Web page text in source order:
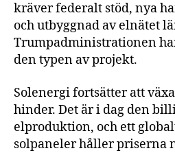
kräver federalt stöd, nya
och utbyggnad av elnätet
Trumpadministrationen
den typen av projekt.
Solenergi fortsätter att
hinder. Det är i dag den
elproduktion, och ett
solpaneler håller priserna